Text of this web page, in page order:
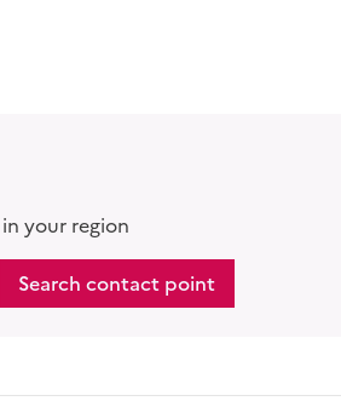
your region
Search contact point